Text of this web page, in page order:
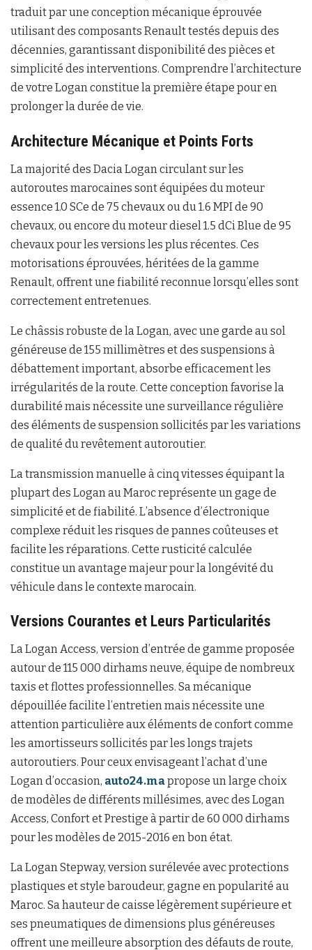
traduit par une conception mécanique éprouvée
utilisant des composants Renault testés depuis des
décennies, garantissant disponibilité des pièces et
simplicité des interventions. Comprendre l’architecture
de votre Logan constitue la première étape pour en
prolonger la durée de vie.
Architecture Mécanique et Points Forts
La majorité des Dacia Logan circulant sur les
autoroutes marocaines sont équipées du moteur
essence 1.0 SCe de 75 chevaux ou du 1.6 MPI de 90
chevaux, ou encore du moteur diesel 1.5 dCi Blue de 95
chevaux pour les versions les plus récentes. Ces
motorisations éprouvées, héritées de la gamme
Renault, offrent une fiabilité reconnue lorsqu’elles sont
correctement entretenues.
Le châssis robuste de la Logan, avec une garde au sol
généreuse de 155 millimètres et des suspensions à
débattement important, absorbe efficacement les
irrégularités de la route. Cette conception favorise la
durabilité mais nécessite une surveillance régulière
des éléments de suspension sollicités par les variations
de qualité du revêtement autoroutier.
La transmission manuelle à cinq vitesses équipant la
plupart des Logan au Maroc représente un gage de
simplicité et de fiabilité. L’absence d’électronique
complexe réduit les risques de pannes coûteuses et
facilite les réparations. Cette rusticité calculée
constitue un avantage majeur pour la longévité du
véhicule dans le contexte marocain.
Versions Courantes et Leurs Particularités
La Logan Access, version d’entrée de gamme proposée
autour de 115 000 dirhams neuve, équipe de nombreux
taxis et flottes professionnelles. Sa mécanique
dépouillée facilite l’entretien mais nécessite une
attention particulière aux éléments de confort comme
les amortisseurs sollicités par les longs trajets
autoroutiers. Pour ceux envisageant l’achat d’une
Logan d’occasion, auto24.mapropose un large choix
de modèles de différents millésimes, avec des Logan
Access, Confort et Prestige à partir de 60 000 dirhams
pour les modèles de 2015-2016 en bon état.
La Logan Stepway, version surélevée avec protections
plastiques et style baroudeur, gagne en popularité au
Maroc. Sa hauteur de caisse légèrement supérieure et
ses pneumatiques de dimensions plus généreuses
offrent une meilleure absorption des défauts de route,